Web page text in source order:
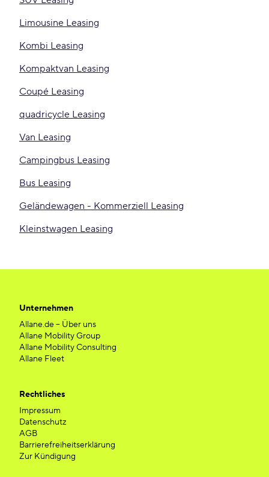
Limousine Leasing
Kombi Leasing
Kompaktvan Leasing
Coupé Leasing
quadricycle Leasing
Van Leasing
Campingbus Leasing
Bus Leasing
Geländewagen - Kommerziell Leasing
Kleinstwagen Leasing
Unternehmen
Allane.de – Über uns
Allane Mobility Group
Allane Mobility Consulting
Allane Fleet
Rechtliches
Impressum
Datenschutz
AGB
Barrierefreiheitserklärung
Zur Kündigung